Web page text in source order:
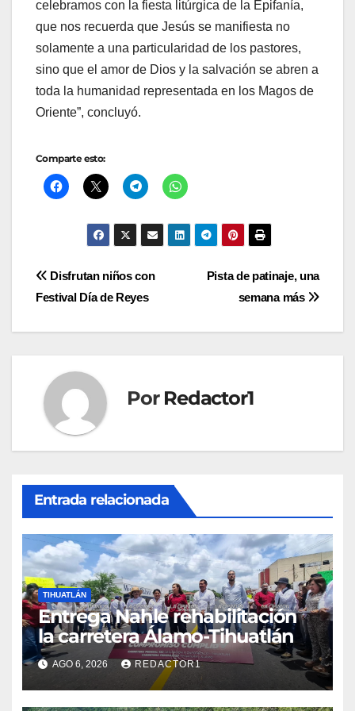
celebramos con la fiesta litúrgica de la Epifanía,
que nos recuerda que Jesús se manifiesta no
solamente a una particularidad de los pastores,
sino que el amor de Dios y la salvación se abren a
toda la humanidad representada en los Magos de
Oriente”, concluyó.
Comparte esto:
Navegación
Pista de patinaje, una
semana más
Disfrutan niños con
Festival Día de Reyes
Por Redactor1
Entrada relacionada
TIHUATLÁN
Entrega Nahle rehabilitación
la carretera Álamo-Tihuatlán
AGO 6, 2026 REDACTOR1